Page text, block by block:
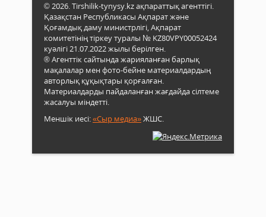
© 2026. Tirshilik-tynysy.kz ақпараттық агенттігі.
Қазақстан Республикасы Ақпарат және
Қоғамдық даму министрлігі, Ақпарат
комитетінің тіркеу туралы № KZ80VPY00052424
куәлігі 21.07.2022 жылы берілген.
® Агенттік сайтында жарияланған барлық
мақалалар мен фото-бейне материалдардың
авторлық құқықтары қорғалған.
Материалдарды пайдаланған жағдайда сілтеме
жасалуы міндетті.
Меншік иесі:«Сыр медиа»ЖШС.